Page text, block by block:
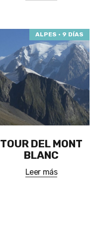
ALPES · 9 DÍAS
TOUR DEL MONT
BLANC
Leer más